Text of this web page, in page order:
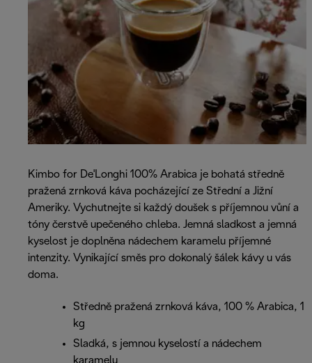
Kimbo for De'Longhi 100% Arabica je bohatá středně
pražená zrnková káva pocházející ze Střední a Jižní
Ameriky. Vychutnejte si každý doušek s příjemnou vůní a
tóny čerstvě upečeného chleba. Jemná sladkost a jemná
kyselost je doplněna nádechem karamelu příjemné
intenzity. Vynikající směs pro dokonalý šálek kávy u vás
doma.
Středně pražená zrnková káva, 100 % Arabica, 1
kg
Sladká, s jemnou kyselostí a nádechem
karamelu